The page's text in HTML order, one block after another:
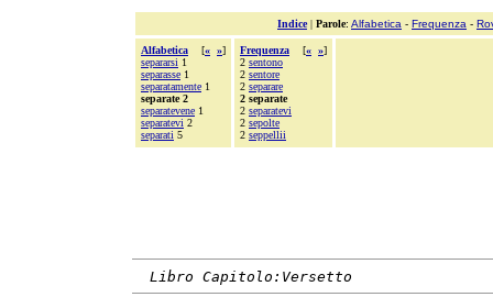
Indice| Parole: Alfabetica - Frequenza -
Alfabetica [« »]
separarsi 1
separasse 1
separatamente 1
separate 2
separatevene 1
separatevi 2
separati 5
Frequenza [« »]
2 sentono
2 sentore
2 separare
2 separate
2 separatevi
2 sepolte
2 seppellii
Libro Capitolo:Versetto